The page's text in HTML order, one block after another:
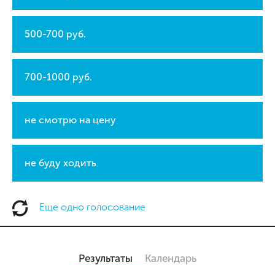
500-700 руб.
700-1000 руб.
не смотрю на цену
не буду ходить
Еще одно голосование
Результаты Календарь